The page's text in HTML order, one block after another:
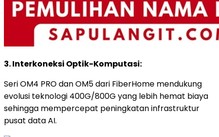
3. Interkoneksi Optik-Komputasi:
Seri OM4 PRO dan OM5 dari FiberHome mendukung
evolusi teknologi 400G/800G yang lebih hemat biaya
sehingga mempercepat peningkatan infrastruktur
pusat data AI.